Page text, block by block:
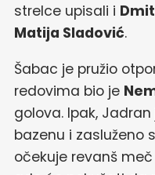
strelce upisali i
Matija Sladović.
Šabac je pružio
redovima bio je
golova. Ipak,
bazenu i zasluženo
očekuje revanš